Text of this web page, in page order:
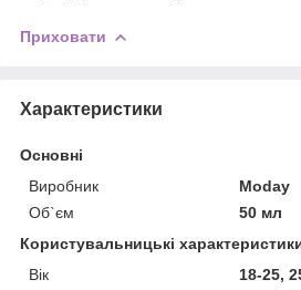
Приховати
Характеристики
Основні
Виробник
Moday
Об`єм
50 мл
Користувальницькі
Вік
18-25,